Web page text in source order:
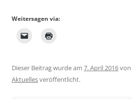
Weitersagen via:
Dieser Beitrag wurde am 7. April 2016von
Aktuellesveröffentlicht.